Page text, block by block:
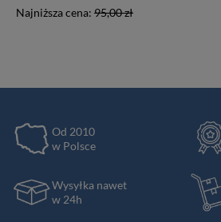
Najniższa cena: 95,00 zł
Od 2010
w Polsce
Wysyłka nawet
w 24h